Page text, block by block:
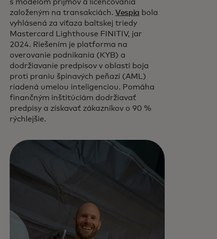
s modelom príjmov a licencovania
založeným na transakciách. Vespia bola
vyhlásená za víťaza baltskej triedy
Mastercard Lighthouse FINITIV, jar
2024. Riešením je platforma na
overovanie podnikania (KYB) a
dodržiavanie predpisov v oblasti boja
proti praniu špinavých peňazí (AML)
riadená umelou inteligenciou. Pomáha
finančným inštitúciám dodržiavať
predpisy a získavať zákazníkov o 90 %
rýchlejšie.